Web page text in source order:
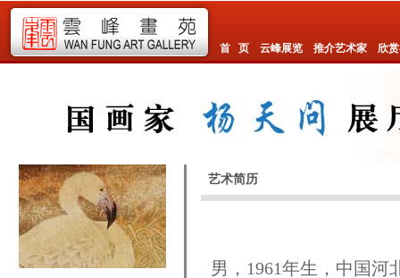
首 页 云峰展览 推介艺术家 欣
艺术简历
男，1961年生，中国